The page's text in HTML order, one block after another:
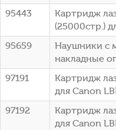
95443
Картридж
(25000стр.)
95659
Наушники с
накладные
97191
Картридж
для Canon
97192
Картридж
для Canon